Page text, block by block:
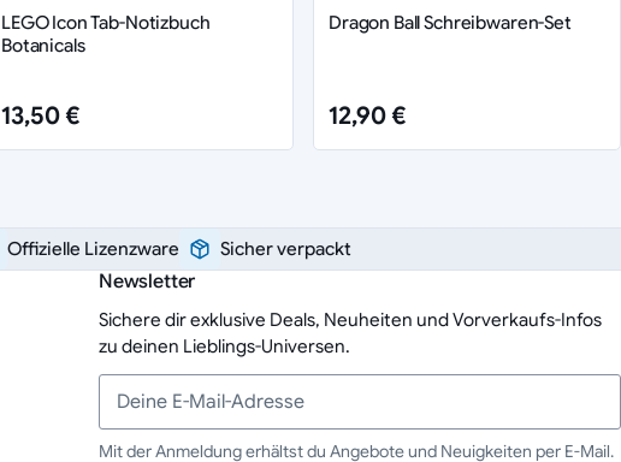
LEGO Icon Tab-Notizbuch
Botanicals
13,50 €
Dragon Ball Schreibwaren-Set
12,90 €
Offizielle Lizenzware Sicher verpackt
Newsletter
Sichere dir exklusive Deals, Neuheiten und Vorverkaufs-Infos
zu deinen Lieblings-Universen.
Mit der Anmeldung erhältst du Angebote und Neuigkeiten per E-Mail.